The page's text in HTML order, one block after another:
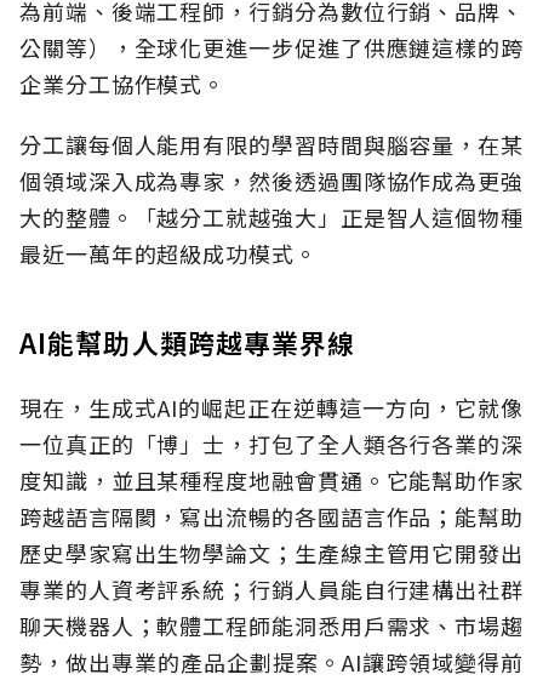
為前端、後端工程師，行銷分為數位行銷、品牌、
公關等），全球化更進一步促進了供應鏈這樣的跨
企業分工協作模式。
分工讓每個人能用有限的學習時間與腦容量，在某
個領域深入成為專家，然後透過團隊協作成為更強
大的整體。「越分工就越強大」正是智人這個物種
最近一萬年的超級成功模式。
AI能幫助人類跨越專業界線
現在，生成式AI的崛起正在逆轉這一方向，它就像
一位真正的「博」士，打包了全人類各行各業的深
度知識，並且某種程度地融會貫通。它能幫助作家
跨越語言隔閡，寫出流暢的各國語言作品；能幫助
歷史學家寫出生物學論文；生產線主管用它開發出
專業的人資考評系統；行銷人員能自行建構出社群
聊天機器人；軟體工程師能洞悉用戶需求、市場趨
勢，做出專業的產品企劃提案。AI讓跨領域變得前